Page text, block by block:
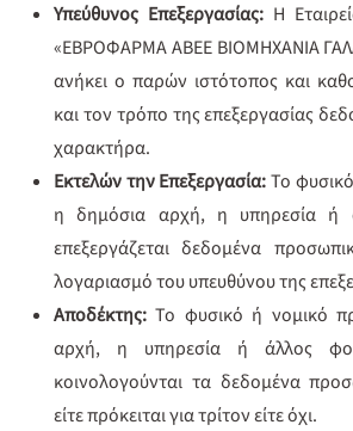
Υπεύθυνος Επεξεργασίας: Η
«ΕΒΡΟΦΑΡΜΑ ΑΒΕΕ ΒΙΟΜΗΧΑΝΙΑ
ανήκει ο παρών ιστότοπος και
και τον τρόπο της επεξεργασίας
χαρακτήρα.
Εκτελών την Επεξεργασία:Το
η δημόσια αρχή, η υπηρεσία ή
επεξεργάζεται δεδομένα
λογαριασμό του υπευθύνου της
Αποδέκτης:Το φυσικό ή νομικό
αρχή, η υπηρεσία ή άλλος
κοινολογούνται τα δεδομένα
είτε πρόκειται για τρίτον είτε όχι.